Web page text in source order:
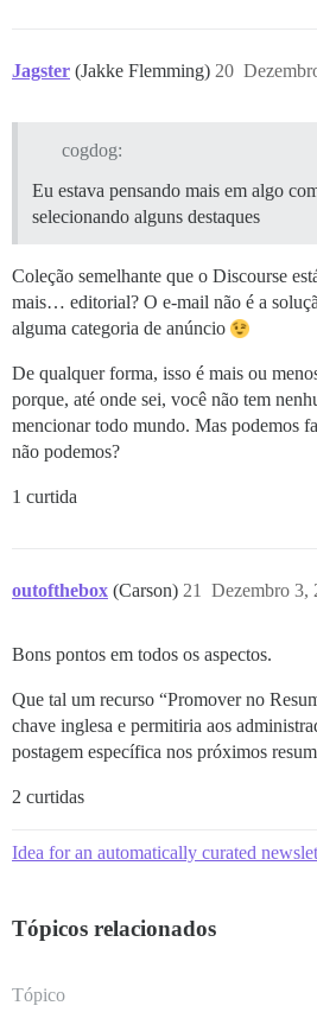
Jagster (Jakke Flemming) 20
cogdog:
Eu estava pensando mais em algo
selecionando alguns destaques
Coleção semelhante que o Discourse
mais… editorial? O e-mail não é a
alguma categoria de anúncio
De qualquer forma, isso é mais ou
porque, até onde sei, você não tem
mencionar todo mundo. Mas podemos
não podemos?
1 curtida
outofthebox (Carson) Dezembro 3,
21
Bons pontos em todos os aspectos.
Que tal um recurso “Promover no
chave inglesa e permitiria aos
postagem específica nos próximos
2 curtidas
Idea for an automatically curated
Tópicos relacionados
Tópico